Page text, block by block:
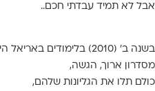
לא תמידעבדתי חכם..
בלימודים באריאל היה רגע שאני לא אשכח
ארוך, הגשה,
תלו את הגליונות שלהם,